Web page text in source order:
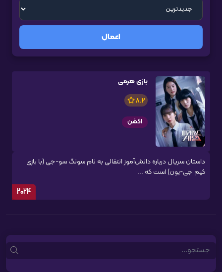
اعمال
بازی هرمی
8.2
اکشن
داستان سریال درباره دانش‌آموز انتقالی به نام سونگ سو-جی (با بازی
کیم جی-یون) است که ...
2024
Search